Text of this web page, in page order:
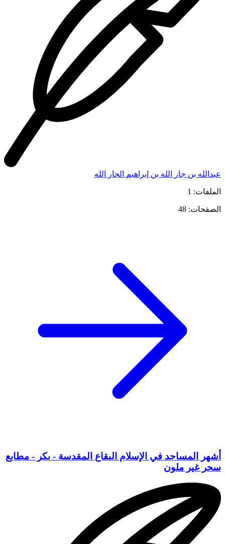
عبدالله بن جار الله بن إبراهيم الجار الله
الملفات: 1
الصفحات: 48
أشهر المساجد في الإسلام البقاع المقدسة - بكر - مطابع
سحر غير ملون